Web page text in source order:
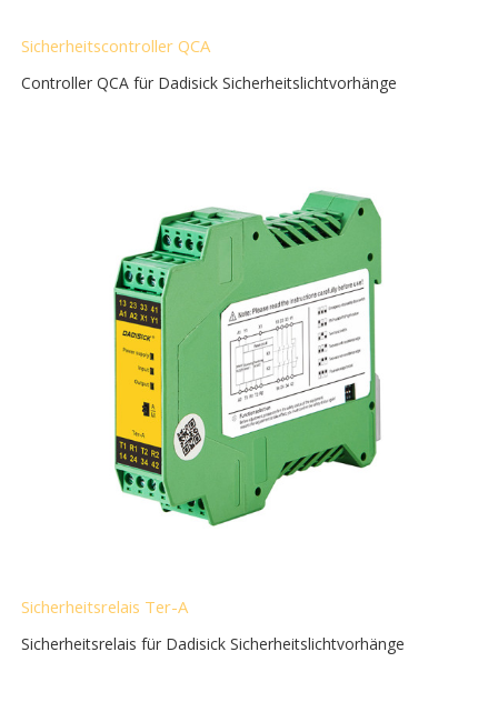
Sicherheitscontroller QCA
Controller QCA für Dadisick Sicherheitslichtvorhänge
Sicherheitsrelais Ter-A
Sicherheitsrelais für Dadisick Sicherheitslichtvorhänge